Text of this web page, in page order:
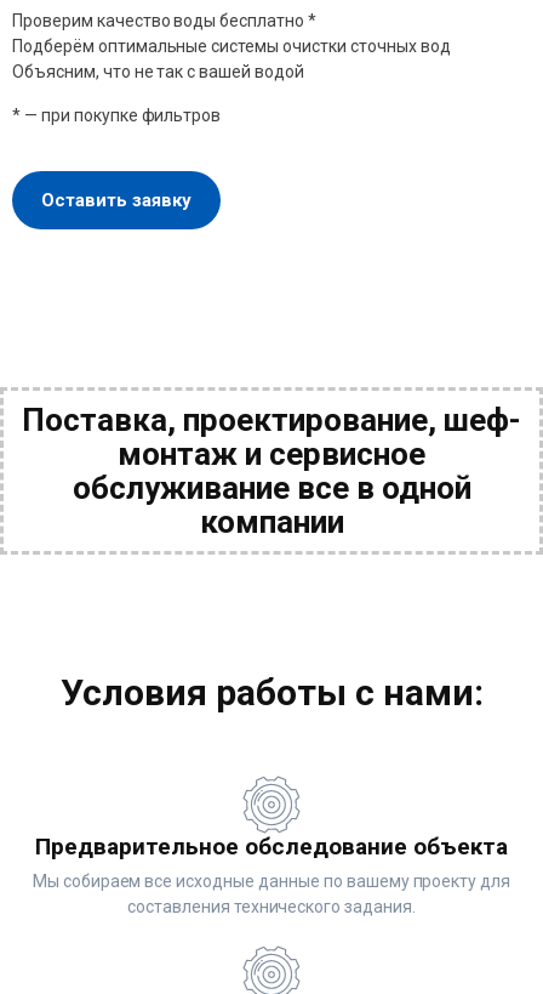
Проверим качество воды бесплатно *
Подберём оптимальные системы очистки сточных вод
Объясним, что не так с вашей водой
* — при покупке фильтров
Оставить заявку
Поставка, проектирование, шеф-
монтаж и сервисное
обслуживание все в одной
компании
Условия работы с нами:
Предварительное обследование объекта
Мы собираем все исходные данные по вашему проекту для
составления технического задания.